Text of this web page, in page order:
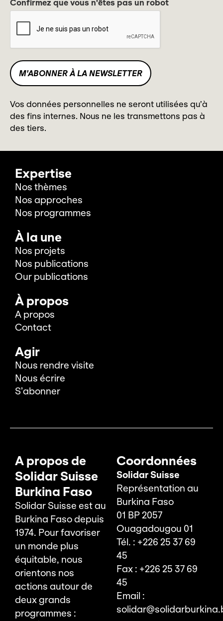
Confirmez que vous n'êtes pas un robot
Vos données personnelles ne seront utilisées qu’à
des fins internes. Nous ne les transmettons pas à
des tiers.
Expertise
Nos thèmes
Nos approches
Nos programmes
À la une
Nos projets
Nos publications
Our publications
À propos
A propos
Contact
Agir
Nous rendre visite
Nous écrire
S’abonner
A propos de
Solidar Suisse
Burkina Faso
Solidar Suisse est au
Burkina Faso depuis
1974. Pour favoriser
un monde plus
équitable, nous
orientons nos
actions autour de
deux grands
programmes :
Coordonnées
Solidar Suisse
Représentation au
Burkina Faso
01 BP 2057
Ouagadougou 01
Tél. : +226 25 37 69
45
Fax : +226 25 37 69
45
Email :